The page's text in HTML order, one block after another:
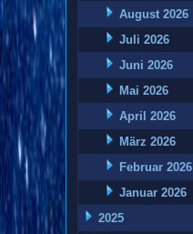
August 2026
Juli 2026
Juni 2026
Mai 2026
April 2026
März 2026
Februar 2026
Januar 2026
2025